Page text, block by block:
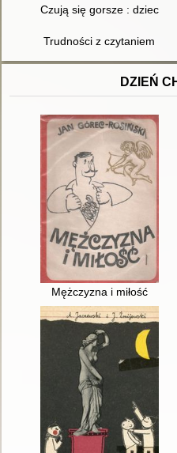
Czują się gorsze : dzieci,
Trudności z czytaniem
DZIEŃ
Mężczyzna i miłość